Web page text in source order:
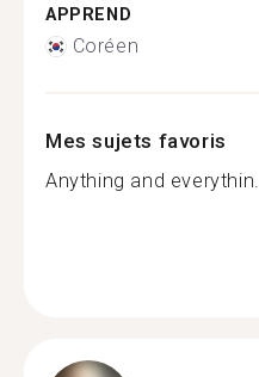
APPREND
Coréen
Mes sujets favoris
Anything and